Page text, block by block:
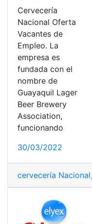
Cervecería
Nacional Oferta
Vacantes de
Empleo. La
empresa es
fundada con el
nombre de
Guayaquil Lager
Beer Brewery
Association,
funcionando
30/03/2022
cervecería Nacional,